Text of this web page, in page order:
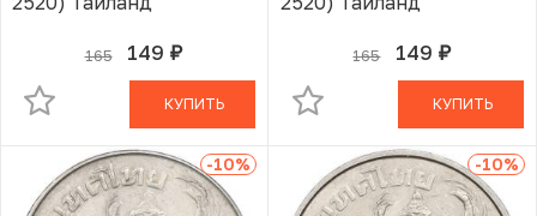
165 149 руб.
В КОРЗИНЕ
КУПИТЬ
165 149 руб.
В КОРЗИНЕ
КУПИТЬ
-10% -10%